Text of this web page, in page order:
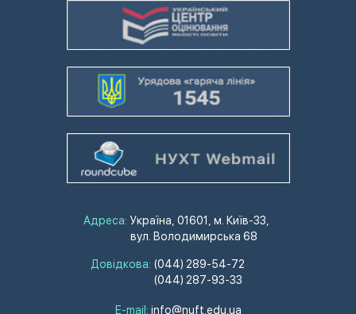
Адреса: Україна, 01601, м. Київ-33,
вул. Володимирська 68
Довідкова: (044) 289-54-72
(044) 287-93-33
E-mail: info@nuft.edu.ua